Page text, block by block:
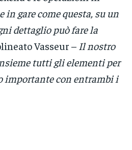
in gare come questa, su un
dettaglio può fare la
Vasseur – Il nostro
tutti gli elementi per
importante con entrambi i